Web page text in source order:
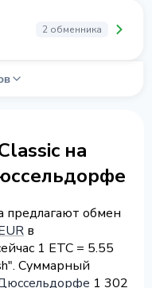
2 обменника
на
предлагают обмен
в
1 ETC = 5.55
Суммарный
1 302